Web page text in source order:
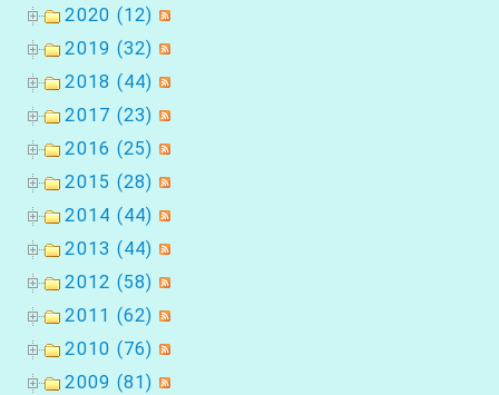
2020 (12)
2019 (32)
2018 (44)
2017 (23)
2016 (25)
2015 (28)
2014 (44)
2013 (44)
2012 (58)
2011 (62)
2010 (76)
2009 (81)